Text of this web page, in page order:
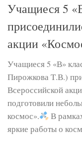
Учащиеся 5
акции
Учащиеся 5 «В»
Пирожкова Т.В.)
Всероссийской
подготовили
космос».
В
яркие работы о